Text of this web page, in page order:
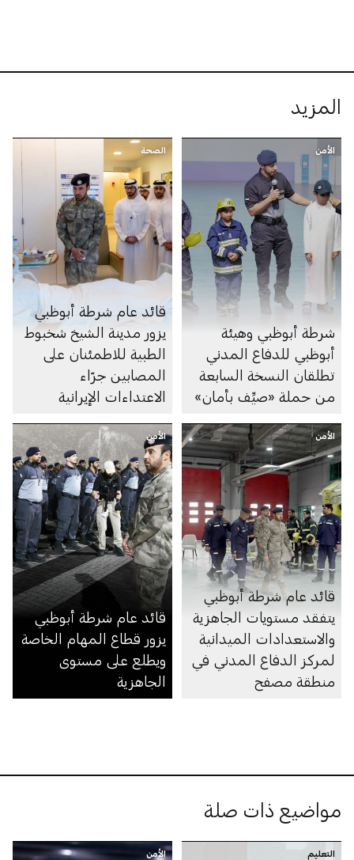
المزيد
الأمن
شرطة أبوظبي وهيئة
أبوظبي للدفاع المدني
تطلقان النسخة السابعة
من حملة «صيِّف بأمان»
الصحة
قائد عام شرطة أبوظبي
يزور مدينة الشيخ شخبوط
الطبية للاطمئنان على
المصابين جرّاء
الاعتداءات الإيرانية
الأمن
قائد عام شرطة أبوظبي
يتفقد مستويات الجاهزية
والاستعدادات الميدانية
لمركز الدفاع المدني في
منطقة مصفح
الأمن
قائد عام شرطة أبوظبي
يزور قطاع المهام الخاصة
ويطلع على مستوى
الجاهزية
مواضيع ذات صلة
التعليم الأمن